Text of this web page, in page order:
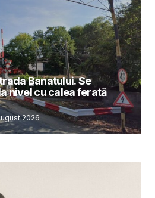
Banatului. Se
nivel cu calea ferată
2026